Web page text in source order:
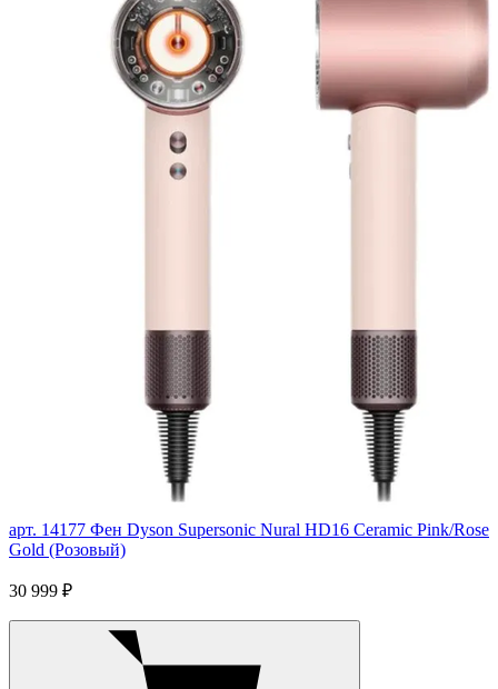
арт. 14177 Фен Dyson Supersonic Nural HD16 Ceramic Pink/Rose
Gold (Розовый)
30 999 ₽